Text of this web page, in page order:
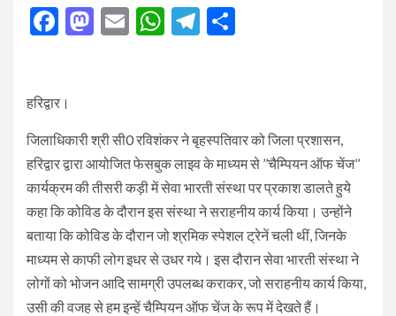
Facebook
Mastodon
EmailWhatsApp
Telegram
हरिद्वार।
जिलाधिकारी श्री सी0 रविशंकर ने बृहस्पतिवार को जिला प्रशासन,
हरिद्वार द्वारा आयोजित फेसबुक लाइव के माध्यम से ’’चैम्पियन ऑफ चेंज’’
कार्यक्रम की तीसरी कड़ी में सेवा भारती संस्था पर प्रकाश डालते हुये
कहा कि कोविड के दौरान इस संस्था ने सराहनीय कार्य किया। उन्होंने
बताया कि कोविड के दौरान जो श्रमिक स्पेशल ट्रेनें चली थीं, जिनके
माध्यम से काफी लोग इधर से उधर गये। इस दौरान सेवा भारती संस्था ने
लोगों को भोजन आदि सामग्री उपलब्ध कराकर, जो सराहनीय कार्य किया,
उसी की वजह से हम इन्हें चैम्पियन ऑफ चेंज के रूप में देखते हैं।